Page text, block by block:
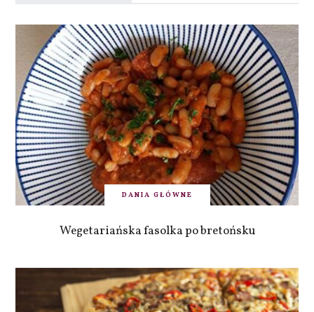
DANIA GŁÓWNE
Wegetariańska fasolka po bretońsku